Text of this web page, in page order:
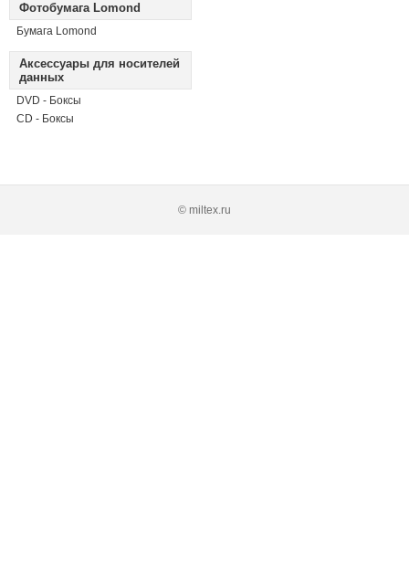
Фотобумага Lomond
Бумага Lomond
Аксессуары для носителей
данных
DVD - Боксы
CD - Боксы
© miltex.ru